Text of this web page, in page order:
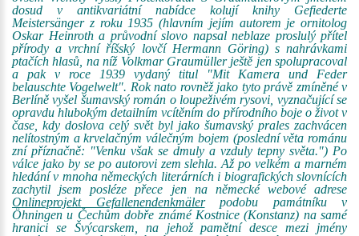
dosud v antikvariátní nabídce kolují knihy Gefiederte
Meistersänger z roku 1935 (hlavním jejím autorem je ornitolog
Oskar Heinroth a průvodní slovo napsal neblaze proslulý přítel
přírody a vrchní říšský lovčí Hermann Göring) s nahrávkami
ptačích hlasů, na níž Volkmar Graumüller ještě jen spolupracoval
a pak v roce 1939 vydaný titul "Mit Kamera und Feder
belauschte Vogelwelt". Rok nato rovněž jako tyto právě zmíněné v
Berlíně vyšel šumavský román o loupeživém rysovi, vyznačující se
opravdu hlubokým detailním vcítěním do přírodního boje o život v
čase, kdy doslova celý svět byl jako šumavský prales zachvácen
nelítostným a krvelačným válečným bojem (poslední věta románu
zní příznačně: "Venku však se dmuly a vzduly tepny světa.") Po
válce jako by se po autorovi zem slehla. Až po velkém a marném
hledání v mnoha německých literárních i biografických slovnících
zachytil jsem posléze přece jen na německé webové adrese
Onlineprojekt Gefallenendenkmälerpodobu památníku v
Öhningen u Čechům dobře známé Kostnice (Konstanz) na samé
hranici se Švýcarskem, na jehož pamětní desce mezi jmény